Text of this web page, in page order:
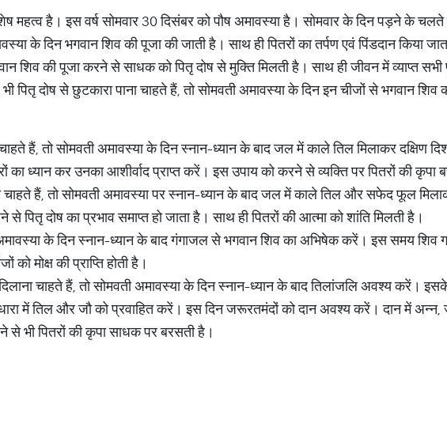
महत्व है। इस वर्ष सोमवार 30 दिसंबर को पौष अमावस्या है। सोमवार के दिन पड़ने के
के दिन भगवान शिव की पूजा की जाती है। साथ ही पितरों का तर्पण एवं पिंडदान किया
शिव की पूजा करने से साधक को पितृ दोष से मुक्ति मिलती है। साथ ही जीवन में व्याप्त
दोष से छुटकारा पाना चाहते हैं, तो सोमवती अमावस्या के दिन इन चीजों से भगवान
हैं, तो सोमवती अमावस्या के दिन स्नान-ध्यान के बाद जल में काले तिल मिलाकर दक्षिण
ध्यान कर उनका आशीर्वाद प्राप्त करें। इस उपाय को करने से व्यक्ति पर पितरों की कृपा
चाहते हैं, तो सोमवती अमावस्या पर स्नान-ध्यान के बाद जल में काले तिल और सफेद फूल
दोष का प्रभाव समाप्त हो जाता है। साथ ही पितरों की आत्मा को शांति मिलती है।
अमावस्या के दिन स्नान-ध्यान के बाद गंगाजल से भगवान शिव का अभिषेक करें। इस समय शिव
मोक्ष की प्राप्ति होती है।
चाहते हैं, तो सोमवती अमावस्या के दिन स्नान-ध्यान के बाद तिलांजलि अवश्य करें।
में तिल और जौ को प्रवाहित करें। इस दिन जरूरतमंदों को दान अवश्य करें। दान में
भी पितरों की कृपा साधक पर बरसती है।